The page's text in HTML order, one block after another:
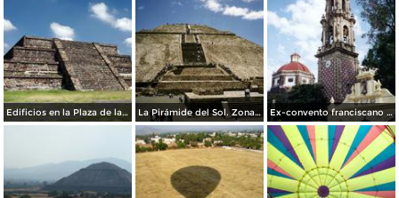
Edificios en la Plaza de la Luna La Pirámide del Sol. Zona arqueológica de Teotihuacán. 1994 Ex-convento franciscano de San Juán, siglo XVI. Teotihuacán, Edo. de México